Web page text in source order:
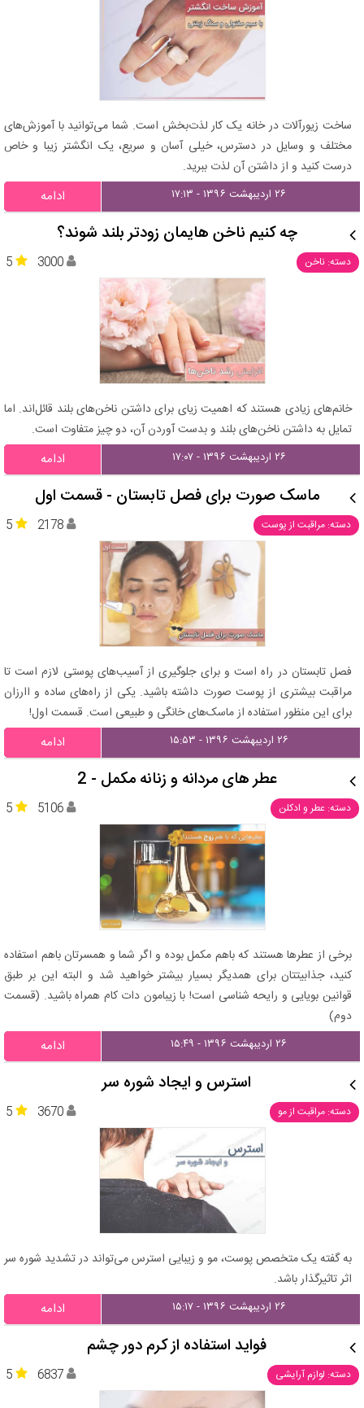
ساخت زیورآلات در خانه یک کار لذت‌بخش است. شما می‌توانید با آموزش‌های
مختلف و وسایل در دسترس، خیلی آسان و سریع، یک انگشتر زیبا و خاص
درست کنید و از داشتن آن لذت ببرید.
۲۶ اردیبهشت ۱۳۹۶ - ۱۷:۱۳ ادامه
چه کنیم ناخن هایمان زودتر بلند شوند؟
دسته: ناخن 5 3000
خانم‌های زیادی هستند که اهمیت زیای برای داشتن ناخن‌های بلند قائل‌اند. اما
تمایل به داشتن ناخن‌های بلند و بدست آوردن آن، دو چیز متفاوت است.
۲۶ اردیبهشت ۱۳۹۶ - ۱۷:۰۷ ادامه
ماسک صورت برای فصل تابستان - قسمت اول
دسته: مراقبت از پوست 5 2178
فصل تابستان در راه است و برای جلوگیری از آسیب‌های پوستی لازم است تا
مراقبت بیشتری از پوست صورت داشته باشید. یکی از راه‌های ساده و اارزان
برای این منظور استفاده از ماسک‌های خانگی و طبیعی است. قسمت اول!
۲۶ اردیبهشت ۱۳۹۶ - ۱۵:۵۳ ادامه
عطر های مردانه و زنانه مکمل - 2
دسته: عطر و ادکلن 5 5106
برخی از عطرها هستند که باهم مکمل بوده و اگر شما و همسرتان باهم استفاده
کنید، جذابیتتان برای همدیگر بسیار بیشتر خواهید شد و البته این بر طبق
قوانین بویایی و رایحه شناسی است! با زیبامون دات کام همراه باشید. (قسمت
دوم)
۲۶ اردیبهشت ۱۳۹۶ - ۱۵:۴۹ ادامه
استرس و ایجاد شوره سر
دسته: مراقبت از مو 5 3670
به گفته یک متخصص پوست، مو و زیبایی استرس می‌تواند در تشدید شوره سر
اثر تاثیرگذار باشد.
۲۶ اردیبهشت ۱۳۹۶ - ۱۵:۱۷ ادامه
فواید استفاده از کرم دور چشم
دسته: لوازم آرایشی 5 6837